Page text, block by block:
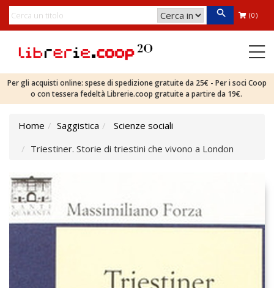
(0)
Per gli acquisti online: spese di spedizione gratuite da 25€ - Per i soci Coop
o con tessera fedeltà Librerie.coop gratuite a partire da 19€.
Home Saggistica
Scienze sociali
Triestiner. Storie di triestini che vivono a London